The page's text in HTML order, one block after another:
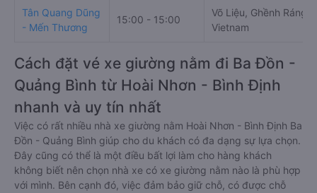
Tân Quang Dũng
- Mến Thương
15:00 - 15:00
Võ Liệu, Ghềnh Ráng,
Vietnam
Cách đặt vé xe giường nằm đi Ba Đồn -
Quảng Bình từ Hoài Nhơn - Bình Định
nhanh và uy tín nhất
Việc có rất nhiều nhà xe giường nằm Hoài Nhơn - Bình Định Ba
Đồn - Quảng Bình giúp cho du khách có đa dạng sự lựa chọn.
Đây cũng có thể là một điều bất lợi làm cho hàng khách
không biết nên chọn nhà xe có xe giường nằm nào là phù hợp
với mình. Bên cạnh đó, việc đảm bảo giữ chỗ, có được chỗ